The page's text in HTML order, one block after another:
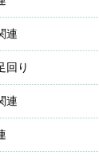
連
回り
連